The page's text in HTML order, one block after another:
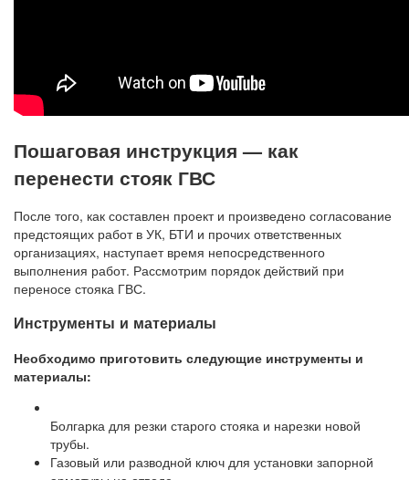
Пошаговая инструкция — как
перенести стояк ГВС
После того, как составлен проект и произведено согласование
предстоящих работ в УК, БТИ и прочих ответственных
организациях, наступает время непосредственного
выполнения работ. Рассмотрим порядок действий при
переносе стояка ГВС.
Инструменты и материалы
Необходимо приготовить следующие инструменты и
материалы:
Болгарка для резки старого стояка и нарезки новой
трубы.
Газовый или разводной ключ для установки запорной